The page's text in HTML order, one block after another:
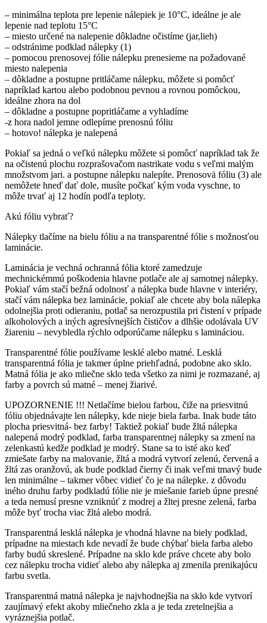
– minimálna teplota pre lepenie nálepiek je 10°C, ideálne je ale
lepenie nad teplotu 15°C
– miesto určené na nalepenie dôkladne očistíme (jar,lieh)
– odstránime podklad nálepky (1)
– pomocou prenosovej fólie nálepku prenesieme na požadované
miesto nalepenia
– dôkladne a postupne pritláčame nálepku, môžete si pomôcť
napríklad kartou alebo podobnou pevnou a rovnou pomôckou,
ideálne zhora na dol
– dôkladne a postupne popritláčame a vyhladíme
-z hora nadol jemne odlepíme prenosnú fóliu
– hotovo! nálepka je nalepená
Pokiaľ sa jedná o veľkú nálepku môžete si pomôcť napríklad tak že
na očistenú plochu rozprašovačom nastrikate vodu s veľmi malým
množstvom jari. a postupne nálepku nalepíte. Prenosovä fóliu (3) ale
nemôžete hneď dať dole, musíte počkať kým voda vyschne, to
môže trvať aj 12 hodín podľa teploty.
Akú fóliu vybrať?
Nálepky tlačíme na bielu fóliu a na transparentné fólie s možnosťou
laminácie.
Laminácia je vechná ochranná fólia ktoré zamedzuje
mechnickémmú poškodenia hlavne potlače ale aj samotnej nálepky.
Pokiaľ vám stačí bežná odolnosť a nálepka bude hlavne v interiéry,
stačí vám nálepka bez laminácie, pokiaľ ale chcete aby bola nálepka
odolnejšia proti odieraniu, potlač sa nerozpustila pri čistení v prípade
alkoholových a iných agresívnejších čističov a dlhšie odolávala UV
žiareniu – nevybledla rýchlo odporúčame nálepku s lamináciou.
Transparentné fólie používame lesklé alebo matné. Lesklá
transparentná fólia je takmer úplne priehľadná, podobne ako sklo.
Matná fólia je ako mliečne sklo teda všetko za nimi je rozmazané, aj
farby a povrch sú matné – menej žiarivé.
UPOZORNENIE !!! Netlačíme bielou farbou, čiže na priesvitnú
fóliu objednávajte len nálepky, kde nieje biela farba. Inak bude táto
plocha priesvitná- bez farby! Taktiež pokiaľ bude žltá nálepka
nalepená modrý podklad, farba transparentnej nálepky sa zmení na
zelenkastú kedže podklad je modrý. Stane sa to isté ako keď
zmiešate farby na malovanie, žltá a modrá vytvorí zelenú, červená a
žltá zas oranžovú, ak bude podklad čierny či inak veľmi tmavý bude
len minimálne – takmer vôbec vidieť čo je na nálepke. z dôvodu
iného druhu farby podkladú fólie nie je miešanie farieb úpne presné
a teda nemusí presne vzniknúť z modrej a žltej presne zelená, farba
môže byť trocha viac žltá alebo modrá.
Transparentná lesklá nálepka je vhodná hlavne na biely podklad,
prípadne na miestach kde nevadí že bude chýbať biela farba alebo
farby budú skreslené. Prípadne na sklo kde práve chcete aby bolo
cez nálepku trocha vidieť alebo aby nálepka aj zmenila prenikajúcu
farbu svetla.
Transparentná matná nálepka je najvhodnejšia na sklo kde vytvorí
zaujímavý efekt akoby mliečneho zkla a je teda zretelnejšia a
vyráznejšia potlač.